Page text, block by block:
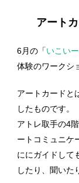
アート
6月の「いこい
体験のワークシ
アートカードと
したものです。
アトレ取手の4
ートコミュニケ
ににガイドして
したり、聞いた